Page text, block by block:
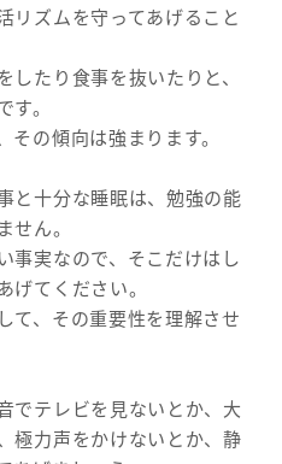
リズムを守ってあげること
たり食事を抜いたりと、
。
の傾向は強まります。
と十分な睡眠は、勉強の能
せん。
事実なので、そこだけはし
げてください。
て、その重要性を理解させ
でテレビを見ないとか、大
極力声をかけないとか、静